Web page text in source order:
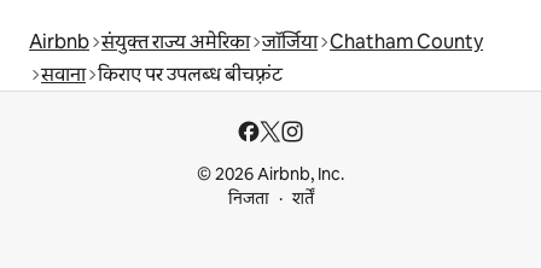
Airbnb संयुक्त राज्य अमेरिका जॉर्जिया Chatham County
सवाना किराए पर उपलब्ध बीचफ़्रंट
© 2026 Airbnb, Inc.
निजता
शर्तें